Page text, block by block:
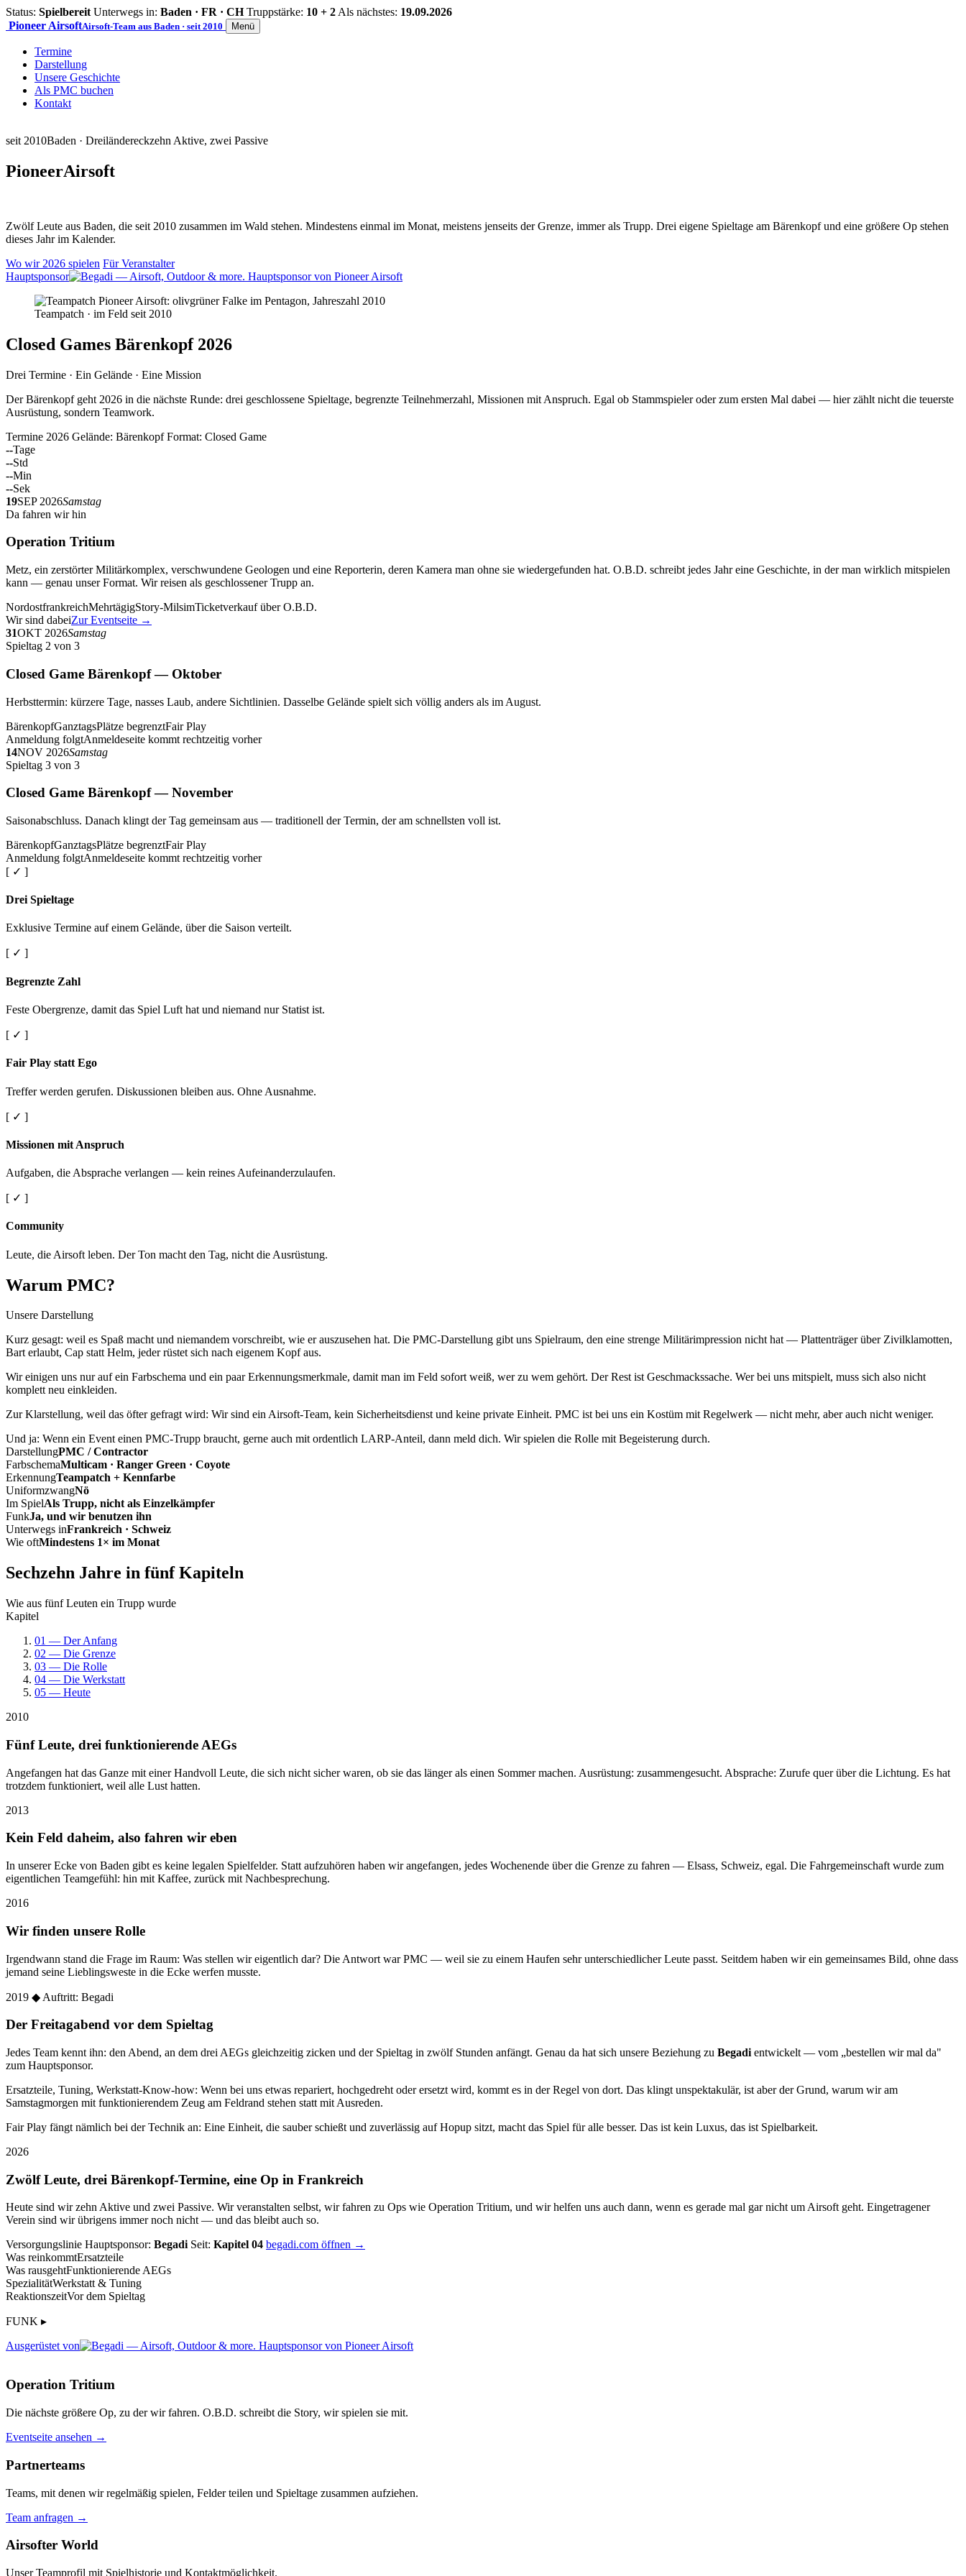
Status: Spielbereit Unterwegs in: Baden · FR · CH Truppstärke: 10 + 2 Als nächstes: 19.09.2026
Pioneer AirsoftAirsoft-Team aus Baden · seit 2010 Menü
Termine
Darstellung
Unsere Geschichte
Als PMC buchen
Kontakt
seit 2010Baden · Dreiländereckzehn Aktive, zwei Passive
PioneerAirsoft
Zwölf Leute aus Baden, die seit 2010 zusammen im Wald stehen. Mindestens einmal im Monat, meistens jenseits der Grenze, immer als Trupp. Drei eigene Spieltage am Bärenkopf und eine größere Op stehen
dieses Jahr im Kalender.
Wo wir 2026 spielen Für Veranstalter
Hauptsponsor
Teampatch · im Feld seit 2010
Closed Games Bärenkopf 2026
Drei Termine · Ein Gelände · Eine Mission
Der Bärenkopf geht 2026 in die nächste Runde: drei geschlossene Spieltage, begrenzte Teilnehmerzahl, Missionen mit Anspruch. Egal ob Stammspieler oder zum ersten Mal dabei — hier zählt nicht die teuerste
Ausrüstung, sondern Teamwork.
Termine 2026 Gelände: Bärenkopf Format: Closed Game
--Tage
--Std
--Min
--Sek
19SEP 2026Samstag
Da fahren wir hin
Operation Tritium
Metz, ein zerstörter Militärkomplex, verschwundene Geologen und eine Reporterin, deren Kamera man ohne sie wiedergefunden hat. O.B.D. schreibt jedes Jahr eine Geschichte, in der man wirklich mitspielen
kann — genau unser Format. Wir reisen als geschlossener Trupp an.
NordostfrankreichMehrtägigStory-MilsimTicketverkauf über O.B.D.
Wir sind dabeiZur Eventseite →
31OKT 2026Samstag
Spieltag 2 von 3
Closed Game Bärenkopf — Oktober
Herbsttermin: kürzere Tage, nasses Laub, andere Sichtlinien. Dasselbe Gelände spielt sich völlig anders als im August.
BärenkopfGanztagsPlätze begrenztFair Play
Anmeldung folgtAnmeldeseite kommt rechtzeitig vorher
14NOV 2026Samstag
Spieltag 3 von 3
Closed Game Bärenkopf — November
Saisonabschluss. Danach klingt der Tag gemeinsam aus — traditionell der Termin, der am schnellsten voll ist.
BärenkopfGanztagsPlätze begrenztFair Play
Anmeldung folgtAnmeldeseite kommt rechtzeitig vorher
[ ✓ ]
Drei Spieltage
Exklusive Termine auf einem Gelände, über die Saison verteilt.
[ ✓ ]
Begrenzte Zahl
Feste Obergrenze, damit das Spiel Luft hat und niemand nur Statist ist.
[ ✓ ]
Fair Play statt Ego
Treffer werden gerufen. Diskussionen bleiben aus. Ohne Ausnahme.
[ ✓ ]
Missionen mit Anspruch
Aufgaben, die Absprache verlangen — kein reines Aufeinanderzulaufen.
[ ✓ ]
Community
Leute, die Airsoft leben. Der Ton macht den Tag, nicht die Ausrüstung.
Warum PMC?
Unsere Darstellung
Kurz gesagt: weil es Spaß macht und niemandem vorschreibt, wie er auszusehen hat. Die PMC-Darstellung gibt uns Spielraum, den eine strenge Militärimpression nicht hat — Plattenträger über Zivilklamotten,
Bart erlaubt, Cap statt Helm, jeder rüstet sich nach eigenem Kopf aus.
Wir einigen uns nur auf ein Farbschema und ein paar Erkennungsmerkmale, damit man im Feld sofort weiß, wer zu wem gehört. Der Rest ist Geschmackssache. Wer bei uns mitspielt, muss sich also nicht
komplett neu einkleiden.
Zur Klarstellung, weil das öfter gefragt wird: Wir sind ein Airsoft-Team, kein Sicherheitsdienst und keine private Einheit. PMC ist bei uns ein Kostüm mit Regelwerk — nicht mehr, aber auch nicht weniger.
Und ja: Wenn ein Event einen PMC-Trupp braucht, gerne auch mit ordentlich LARP-Anteil, dann meld dich. Wir spielen die Rolle mit Begeisterung durch.
DarstellungPMC / Contractor
FarbschemaMulticam · Ranger Green · Coyote
ErkennungTeampatch + Kennfarbe
UniformzwangNö
Im SpielAls Trupp, nicht als Einzelkämpfer
FunkJa, und wir benutzen ihn
Unterwegs inFrankreich · Schweiz
Wie oftMindestens 1× im Monat
Sechzehn Jahre in fünf Kapiteln
Wie aus fünf Leuten ein Trupp wurde
Kapitel
01 — Der Anfang
02 — Die Grenze
03 — Die Rolle
04 — Die Werkstatt
05 — Heute
2010
Fünf Leute, drei funktionierende AEGs
Angefangen hat das Ganze mit einer Handvoll Leute, die sich nicht sicher waren, ob sie das länger als einen Sommer machen. Ausrüstung: zusammengesucht. Absprache: Zurufe quer über die Lichtung. Es hat
trotzdem funktioniert, weil alle Lust hatten.
2013
Kein Feld daheim, also fahren wir eben
In unserer Ecke von Baden gibt es keine legalen Spielfelder. Statt aufzuhören haben wir angefangen, jedes Wochenende über die Grenze zu fahren — Elsass, Schweiz, egal. Die Fahrgemeinschaft wurde zum
eigentlichen Teamgefühl: hin mit Kaffee, zurück mit Nachbesprechung.
2016
Wir finden unsere Rolle
Irgendwann stand die Frage im Raum: Was stellen wir eigentlich dar? Die Antwort war PMC — weil sie zu einem Haufen sehr unterschiedlicher Leute passt. Seitdem haben wir ein gemeinsames Bild, ohne dass
jemand seine Lieblingsweste in die Ecke werfen musste.
2019 ◆ Auftritt: Begadi
Der Freitagabend vor dem Spieltag
Jedes Team kennt ihn: den Abend, an dem drei AEGs gleichzeitig zicken und der Spieltag in zwölf Stunden anfängt. Genau da hat sich unsere Beziehung zu Begadi entwickelt — vom „bestellen wir mal da"
zum Hauptsponsor.
Ersatzteile, Tuning, Werkstatt-Know-how: Wenn bei uns etwas repariert, hochgedreht oder ersetzt wird, kommt es in der Regel von dort. Das klingt unspektakulär, ist aber der Grund, warum wir am
Samstagmorgen mit funktionierendem Zeug am Feldrand stehen statt mit Ausreden.
Fair Play fängt nämlich bei der Technik an: Eine Einheit, die sauber schießt und zuverlässig auf Hopup sitzt, macht das Spiel für alle besser. Das ist kein Luxus, das ist Spielbarkeit.
2026
Zwölf Leute, drei Bärenkopf-Termine, eine Op in Frankreich
Heute sind wir zehn Aktive und zwei Passive. Wir veranstalten selbst, wir fahren zu Ops wie Operation Tritium, und wir helfen uns auch dann, wenn es gerade mal gar nicht um Airsoft geht. Eingetragener
Verein sind wir übrigens immer noch nicht — und das bleibt auch so.
Versorgungslinie Hauptsponsor: Begadi Seit: Kapitel 04 begadi.com öffnen →
Was reinkommtErsatzteile
Was rausgehtFunktionierende AEGs
SpezialitätWerkstatt & Tuning
ReaktionszeitVor dem Spieltag
FUNK ▸
Ausgerüstet von
Operation Tritium
Die nächste größere Op, zu der wir fahren. O.B.D. schreibt die Story, wir spielen sie mit.
Eventseite ansehen →
Partnerteams
Teams, mit denen wir regelmäßig spielen, Felder teilen und Spieltage zusammen aufziehen.
Team anfragen →
Airsofter World
Unser Teamprofil mit Spielhistorie und Kontaktmöglichkeit.